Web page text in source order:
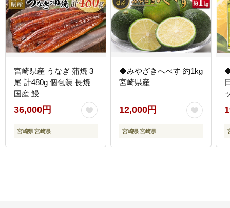
宮崎県産 うなぎ 蒲焼 3
尾 計480g 個包装 長焼
国産 鰻
36,000円
宮崎県 宮崎県
◆みやざきへべす 約1kg
宮崎県産
12,000円
宮崎県 宮崎県